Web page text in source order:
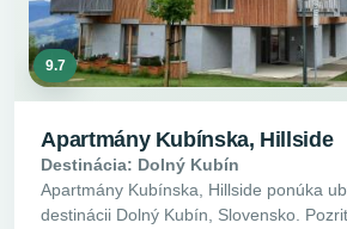
9.7
Apartmány Kubínska, Hillside
Destinácia: Dolný Kubín
Apartmány Kubínska, Hillside ponúka
destinácii Dolný Kubín, Slovensko.